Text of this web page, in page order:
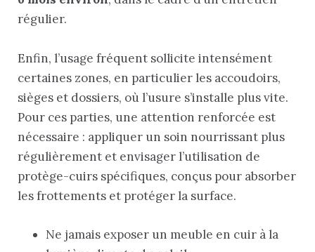
régulier.
Enfin, l’usage fréquent sollicite intensément
certaines zones, en particulier les accoudoirs,
sièges et dossiers, où l’usure s’installe plus vite.
Pour ces parties, une attention renforcée est
nécessaire : appliquer un soin nourrissant plus
régulièrement et envisager l’utilisation de
protège-cuirs spécifiques, conçus pour absorber
les frottements et protéger la surface.
Ne jamais exposer un meuble en cuir à la